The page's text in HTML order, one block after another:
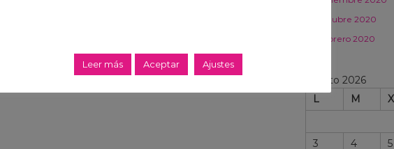
octubre 2020
febrero 2020
agosto 2026
L
M X
3
4 5
Leer más Aceptar Ajustes